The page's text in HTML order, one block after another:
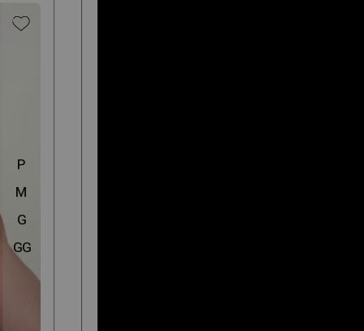
P
M
G
GG